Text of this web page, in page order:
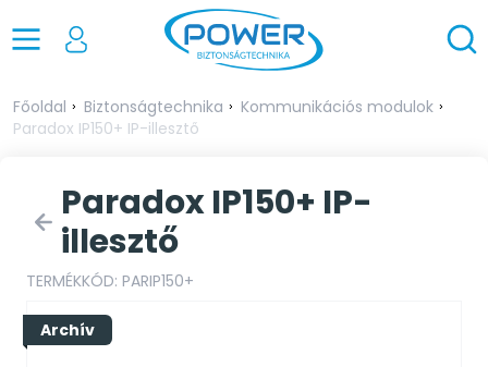
Főoldal Biztonságtechnika
Kommunikációs modulok
Paradox IP150+ IP-illesztő
Paradox IP150+ IP-
illesztő
TERMÉKKÓD: PARIP150+
Archív